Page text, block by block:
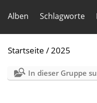
Alben Schlagworte
Startseite /2025
In dieser Gruppe